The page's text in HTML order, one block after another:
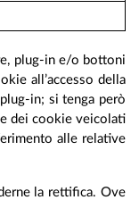
plug-in e/o bottoni
all’accesso della
in; si tenga però
dei cookie veicolati
alle relative
la rettifica. Ove